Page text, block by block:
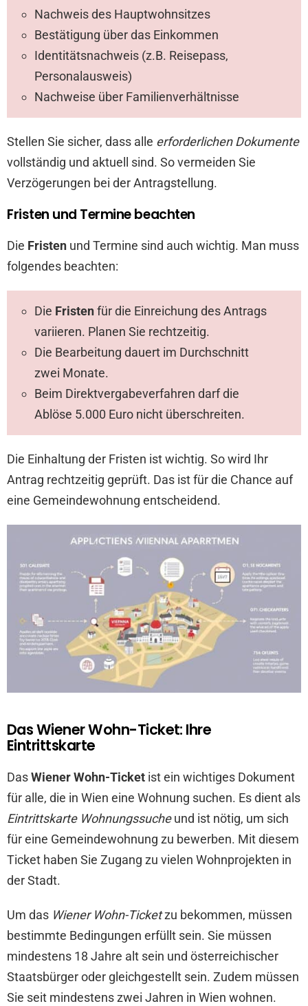
Nachweis des Hauptwohnsitzes
Bestätigung über das Einkommen
Identitätsnachweis (z.B. Reisepass,
Personalausweis)
Nachweise über Familienverhältnisse
Stellen Sie sicher, dass alle erforderlichen Dokumente
vollständig und aktuell sind. So vermeiden Sie
Verzögerungen bei der Antragstellung.
Fristen und Termine beachten
Die Fristen und Termine sind auch wichtig. Man muss
folgendes beachten:
Die Fristenfür die Einreichung des Antrags
variieren. Planen Sie rechtzeitig.
Die Bearbeitung dauert im Durchschnitt
zwei Monate.
Beim Direktvergabeverfahren darf die
Ablöse 5.000 Euro nicht überschreiten.
Die Einhaltung der Fristen ist wichtig. So wird Ihr
Antrag rechtzeitig geprüft. Das ist für die Chance auf
eine Gemeindewohnung entscheidend.
Das Wiener Wohn-Ticket: Ihre
Eintrittskarte
DasWiener Wohn-Ticket ist ein wichtiges Dokument
für alle, die in Wien eine Wohnung suchen. Es dient als
Eintrittskarte Wohnungssucheund ist nötig, um sich
für eine Gemeindewohnung zu bewerben. Mit diesem
Ticket haben Sie Zugang zu vielen Wohnprojekten in
der Stadt.
Um das Wiener Wohn-Ticketzu bekommen, müssen
bestimmte Bedingungen erfüllt sein. Sie müssen
mindestens 18 Jahre alt sein und österreichischer
Staatsbürger oder gleichgestellt sein. Zudem müssen
Sie seit mindestens zwei Jahren in Wien wohnen.